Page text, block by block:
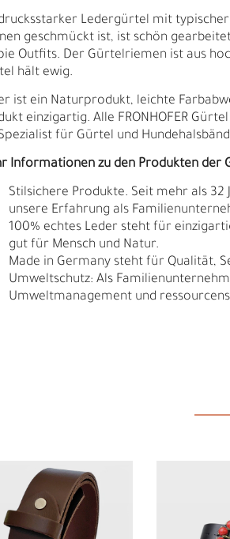
H
Ledergürtel mit
geschmückt ist, ist schön
Outfits. Der Gürtelriemen ist aus
hält ewig.
ist ein Naturprodukt, leichte
einzigartig. Alle FRONHOFER
für Gürtel und
Informationen zu den Produkten
Stilsichere Produkte. Seit mehr als
unsere Erfahrung als
100% echtes Leder steht für
gut für Mensch und Natur.
Made in Germany steht für Qualität,
Umweltschutz: Als
Umweltmanagement und